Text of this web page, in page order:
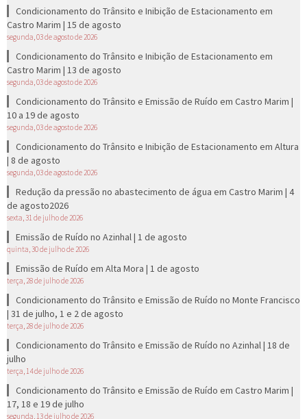
Condicionamento do Trânsito e Inibição de Estacionamento em
Castro Marim | 15 de agosto
segunda, 03 de agosto de 2026
Condicionamento do Trânsito e Inibição de Estacionamento em
Castro Marim | 13 de agosto
segunda, 03 de agosto de 2026
Condicionamento do Trânsito e Emissão de Ruído em Castro Marim |
10 a 19 de agosto
segunda, 03 de agosto de 2026
Condicionamento do Trânsito e Inibição de Estacionamento em Altura
| 8 de agosto
segunda, 03 de agosto de 2026
Redução da pressão no abastecimento de água em Castro Marim | 4
de agosto2026
sexta, 31 de julho de 2026
Emissão de Ruído no Azinhal | 1 de agosto
quinta, 30 de julho de 2026
Emissão de Ruído em Alta Mora | 1 de agosto
terça, 28 de julho de 2026
Condicionamento do Trânsito e Emissão de Ruído no Monte Francisco
| 31 de julho, 1 e 2 de agosto
terça, 28 de julho de 2026
Condicionamento do Trânsito e Emissão de Ruído no Azinhal | 18 de
julho
terça, 14 de julho de 2026
Condicionamento do Trânsito e Emissão de Ruído em Castro Marim |
17, 18 e 19 de julho
segunda, 13 de julho de 2026